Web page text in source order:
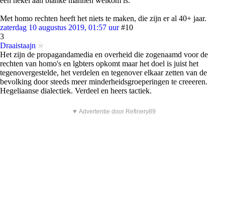
Met homo rechten heeft het niets te maken, die zijn er al 40+ jaar.
zaterdag 10 augustus 2019, 01:57 uur #10
3
Draaistaajn
Het zijn de propagandamedia en overheid die zogenaamd voor de
rechten van homo's en lgbters opkomt maar het doel is juist het
tegenovergestelde, het verdelen en tegenover elkaar zetten van de
bevolking door steeds meer minderheidsgroeperingen te creeeren.
Hegeliaanse dialectiek. Verdeel en heers tactiek.
▼ Advertentie door Refinery89